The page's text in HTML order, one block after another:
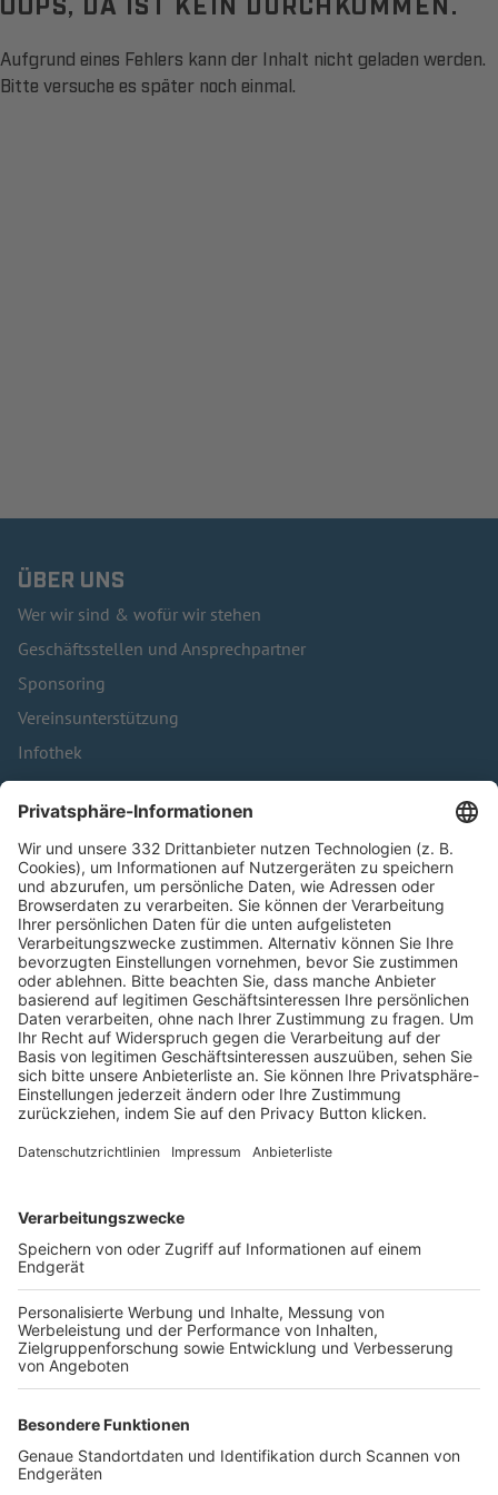
Aufgrund eines Fehlers kann der Inhalt nicht geladen werden.
Bitte versuche es später noch einmal.
ÜBER UNS
Wer wir sind & wofür wir stehen
Geschäftsstellen und Ansprechpartner
Sponsoring
Vereinsunterstützung
Infothek
Kontakt
HÄUFIG BESUCHTE SEITEN
Pässe und Vereinswechsel
Trainerausbildung
Schulungsangebot Vereinsmitarbeiter
BFV-Geschäftsstellen
Trainerbörse
Login SpielPlus
FOLGE DEM BFV
TOP-VEREINE
TOP-PARTNER